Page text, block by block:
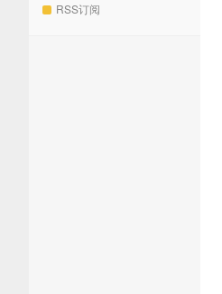
RSS订阅